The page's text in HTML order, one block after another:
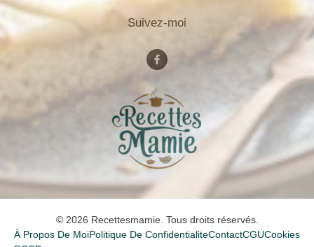
Suivez-moi
© 2026 Recettesmamie. Tous droits réservés.
À Propos De MoiPolitique De ConfidentialiteContactCGUCookies